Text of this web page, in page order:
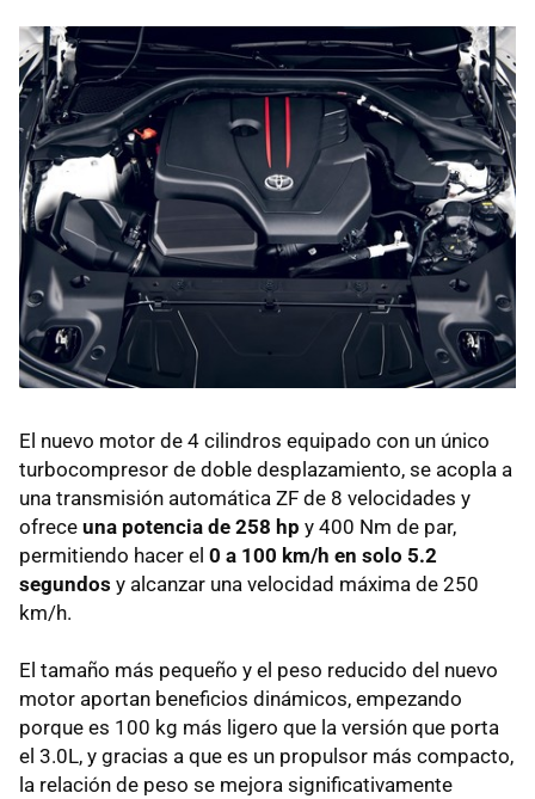
El nuevo motor de 4 cilindros equipado con un único
turbocompresor de doble desplazamiento, se acopla a
una transmisión automática ZF de 8 velocidades y
ofrece una potencia de 258 hp y 400 Nm de par,
permitiendo hacer el 0 a 100 km/h en solo 5.2
segundos y alcanzar una velocidad máxima de 250
km/h.
El tamaño más pequeño y el peso reducido del nuevo
motor aportan beneficios dinámicos, empezando
porque es 100 kg más ligero que la versión que porta
el 3.0L, y gracias a que es un propulsor más compacto,
la relación de peso se mejora significativamente